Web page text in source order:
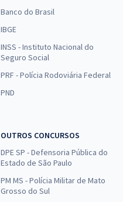
Banco do Brasil
IBGE
INSS - Instituto Nacional do
Seguro Social
PRF - Polícia Rodoviária Federal
PND
OUTROS CONCURSOS
DPE SP - Defensoria Pública do
Estado de São Paulo
PM MS - Polícia Militar de Mato
Grosso do Sul